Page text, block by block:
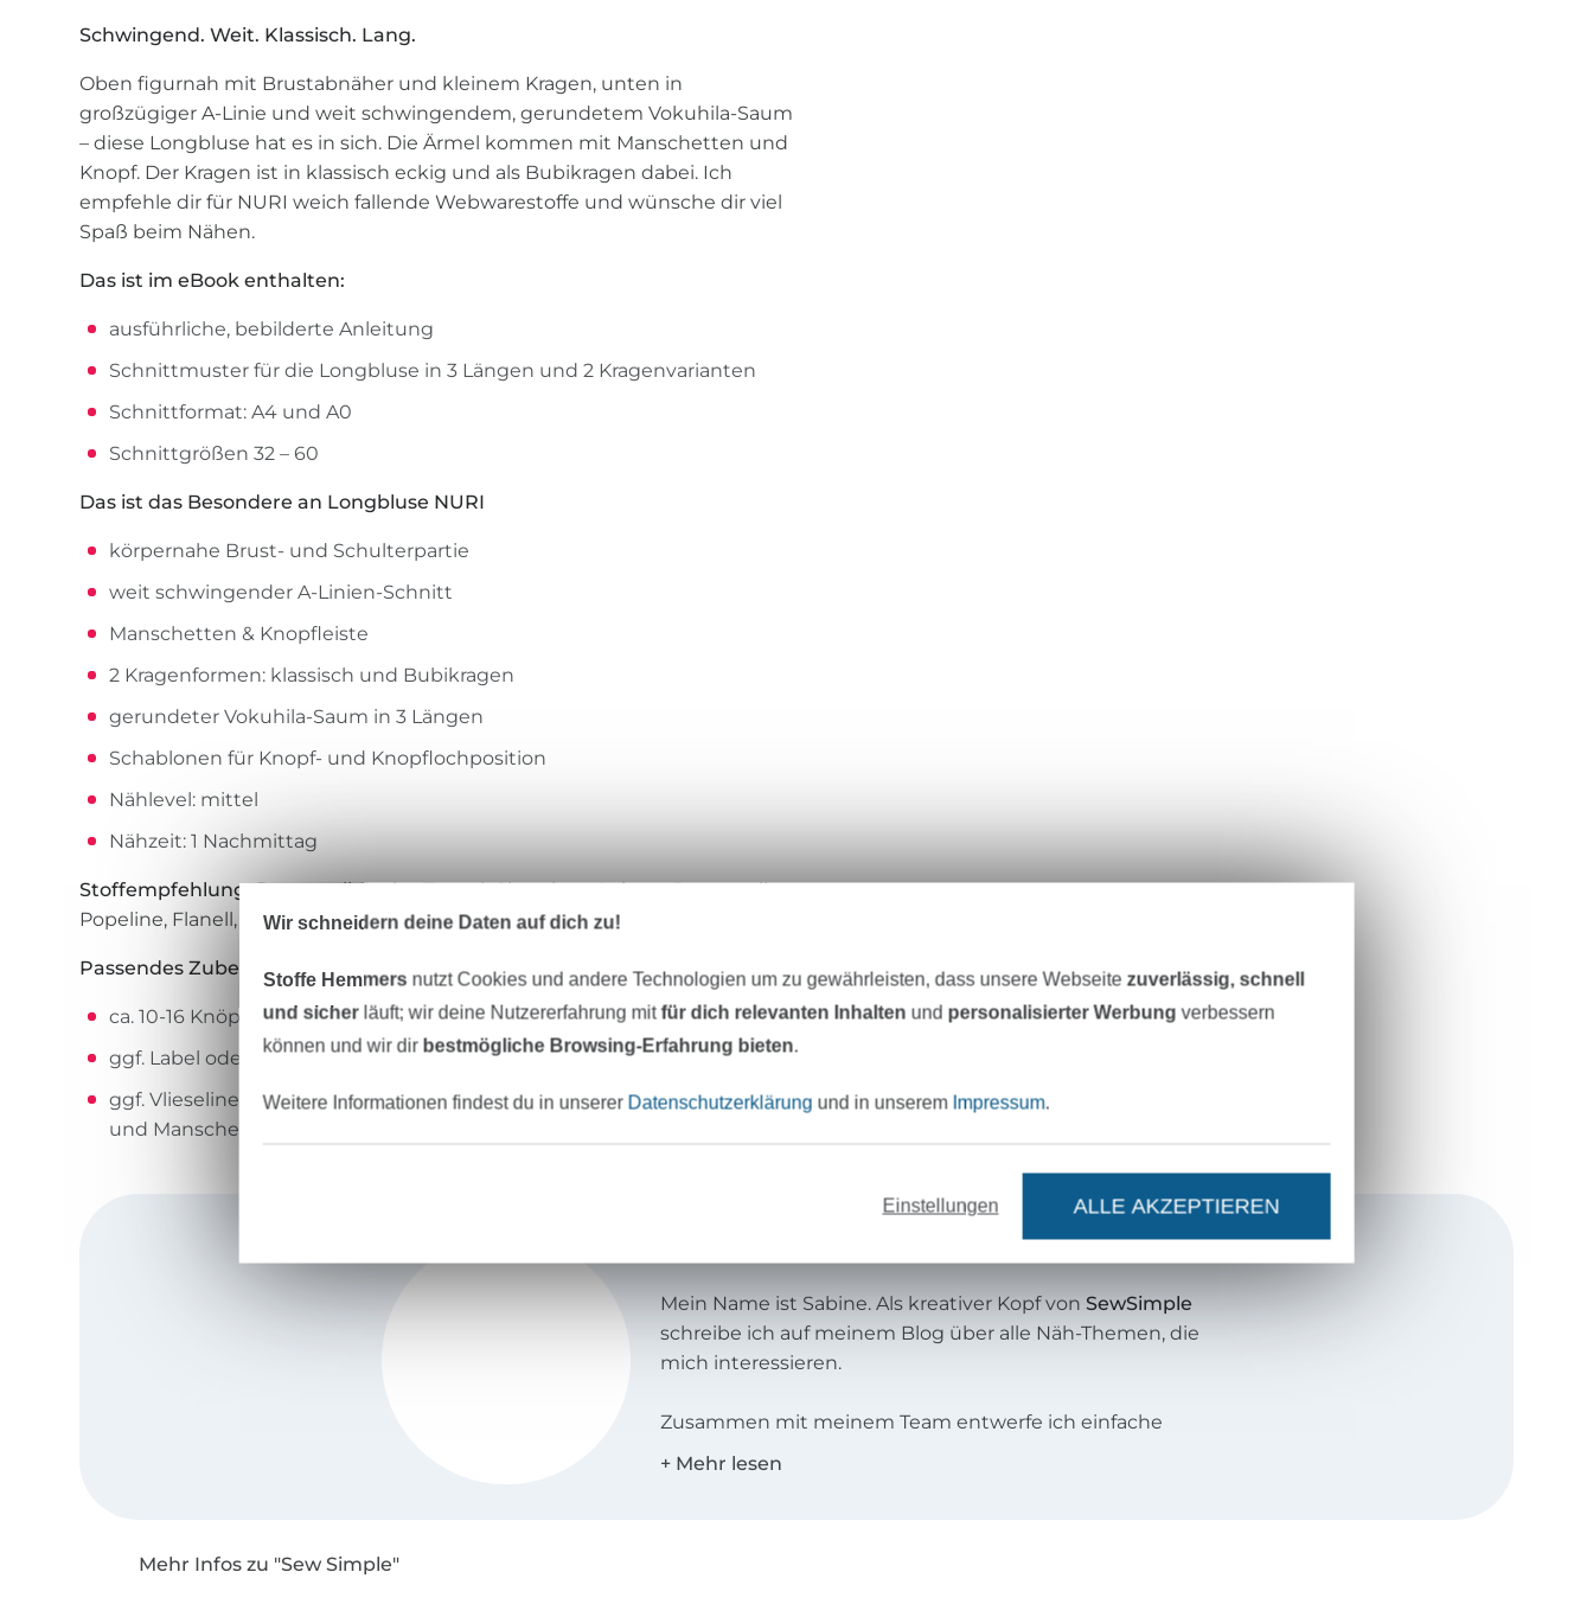
Schwingend. Weit. Klassisch. Lang.
Oben figurnah mit Brustabnäher und kleinem Kragen, unten in
großzügiger A-Linie und weit schwingendem, gerundetem Vokuhila-Saum
– diese Longbluse hat es in sich. Die Ärmel kommen mit Manschetten und
Knopf. Der Kragen ist in klassisch eckig und als Bubikragen dabei. Ich
empfehle dir für NURI weich fallende Webwarestoffe und wünsche dir viel
Spaß beim Nähen.
Das ist im eBook enthalten:
ausführliche, bebilderte Anleitung
Schnittmuster für die Longbluse in 3 Längen und 2 Kragenvarianten
Schnittformat: A4 und A0
Schnittgrößen 32 – 60
Das ist das Besondere an Longbluse NURI
körpernahe Brust- und Schulterpartie
weit schwingender A-Linien-Schnitt
Manschetten & Knopfleiste
2 Kragenformen: klassisch und Bubikragen
gerundeter Vokuhila-Saum in 3 Längen
Schablonen für Knopf- und Knopflochposition
Nählevel: mittel
Nähzeit: 1 Nachmittag
Stoffempfehlung:Baumwoll-Batist, Tencel, Chambray, Leinen, Baumwoll-
Popeline, Flanell, Cordstoffe, Kokka-Stoffe, BW-Leinen-Mix oder Halbleinen
Passendes Zubehör:
ca. 10-16 Knöpfe oder Druckknöpfe
ggf. Label oder Etiketten zum Aufnähen auf die Taschen
ggf. Vlieseline H609 oder G785 zum Verstärken von Knopfleisten, Kragen
und Manschetten
Mein Name ist Sabine. Als kreativer Kopf vonSewSimple
schreibe ich auf meinem Blog über alle Näh-Themen, die
mich interessieren.
Zusammen mit meinem Team entwerfe ich einfache
Schnitte für Groß und Klein, besonders gerne auch
Mehr Infos zu "Sew Simple"
Wir schneidern deine Daten auf dich zu!
Stoffe Hemmers nutzt Cookies und andere Technologien um zu gewährleisten, dass unsere Webseitezuverlässig, schnell
und sicherläuft; wir deine Nutzererfahrung mitfür dich relevanten Inhalten und personalisierter Werbung verbessern
können und wir dir bestmögliche Browsing-Erfahrung bieten.
Weitere Informationen findest du in unserer Datenschutzerklärung und in unserem Impressum.
Einstellungen ALLE AKZEPTIEREN